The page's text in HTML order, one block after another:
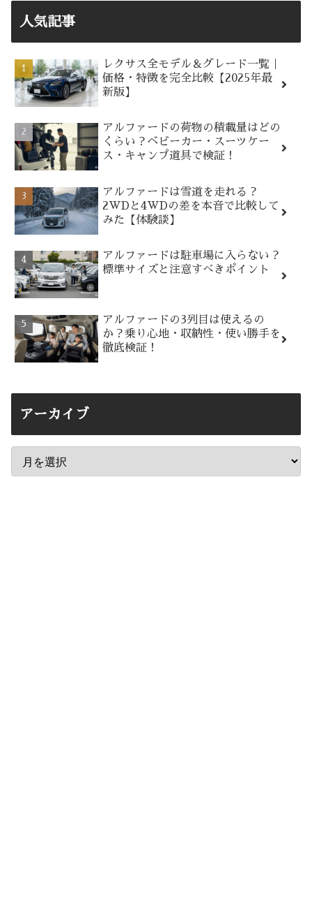
人気記事
レクサス全モデル＆グレード一覧｜
価格・特徴を完全比較【2025年最
新版】
アルファードの荷物の積載量はどの
くらい？ベビーカー・スーツケー
ス・キャンプ道具で検証！
アルファードは雪道を走れる？
2WDと4WDの差を本音で比較して
みた【体験談】
アルファードは駐車場に入らない？
標準サイズと注意すべきポイント
アルファードの3列目は使えるの
か？乗り心地・収納性・使い勝手を
徹底検証！
アーカイブ